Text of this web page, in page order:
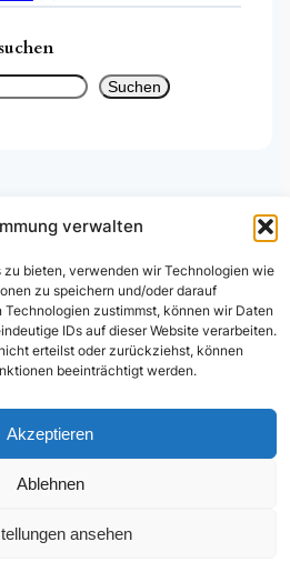
verwalten
zu bieten, verwenden wir Technologien wie
zu speichern und/oder darauf
Technologien zustimmst, können wir Daten
IDs auf dieser Website verarbeiten.
erteilst oder zurückziehst, können
beeinträchtigt werden.
Akzeptieren
Ablehnen
ansehen
Suchen
eDiscovery, Insider Risk
und AI Governance.
LinkedIn Profil
| Datenschutz